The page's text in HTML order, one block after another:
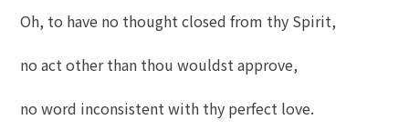
Oh, to have no thought closed from thy Spirit,
no act other than thou wouldst approve,
no word inconsistent with thy perfect love.